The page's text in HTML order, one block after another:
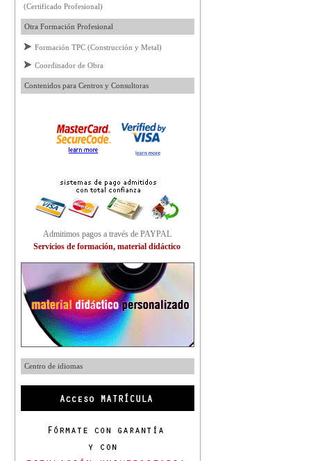
(Certificado Profesional)
Otra Formación Profesional
Formación TPC (Construcción y Metal)
Coordinador de Obra
Contenidos para Centros y Consultoras
Admitimos pagos a través de PAYPAL
Servicios de formación, material didáctico
Centro de idiomas